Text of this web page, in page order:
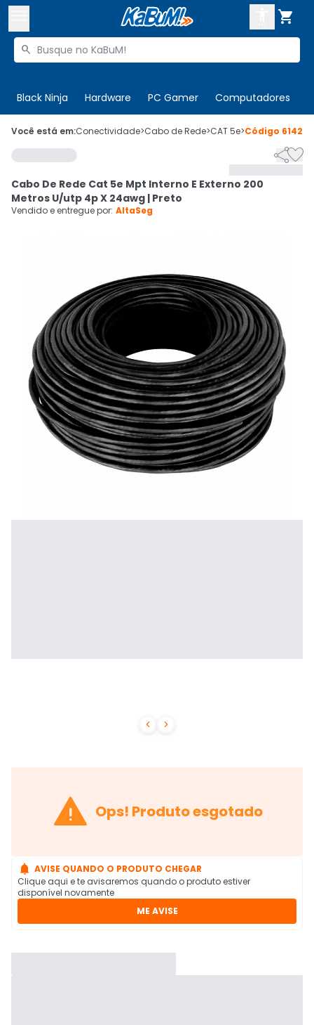

Buscar produtos

Black Ninja Hardware PC Gamer Computadores
 Olá. Acesse sua conta
 Departamentos
Cupons
CADASTRE-SE
Você está em:Conectividade>Cabo de Rede>CAT 5e>Código 614249
 

Cabo De Rede Cat 5e Mpt Interno E Externo 200
Metros U/utp 4p X 24awg | Preto
Vendido e entregue por: AltaSeg
 Ops! Produto esgotado
 AVISE QUANDO O PRODUTO CHEGAR
Clique aqui e te avisaremos quando o produto estiver
disponível novamente
ME AVISE